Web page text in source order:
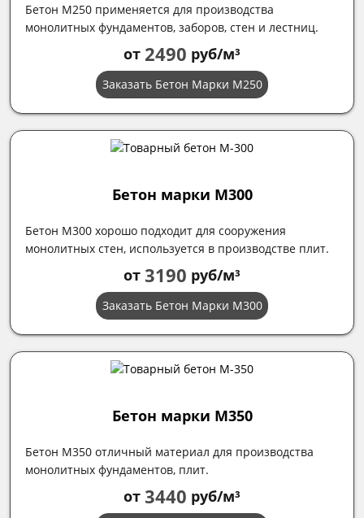
Бетон М250 применяется для производства
монолитных фундаментов, заборов, стен и лестниц.
от 2490 руб/м³
Заказать Бетон Марки М250
Бетон марки М300
Бетон М300 хорошо подходит для сооружения
монолитных стен, используется в производстве плит.
от 3190 руб/м³
Заказать Бетон Марки М300
Бетон марки М350
Бетон М350 отличный материал для производства
монолитных фундаментов, плит.
от 3440 руб/м³